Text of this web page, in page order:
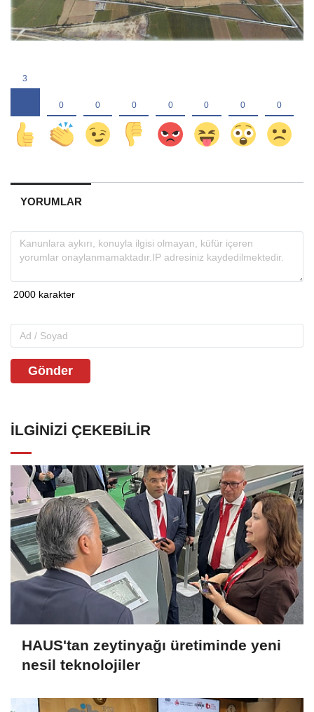
YORUMLAR
Gönder
İLGINIZI ÇEKEBILIR
HAUS'tan zeytinyağı üretiminde yeni
nesil teknolojiler